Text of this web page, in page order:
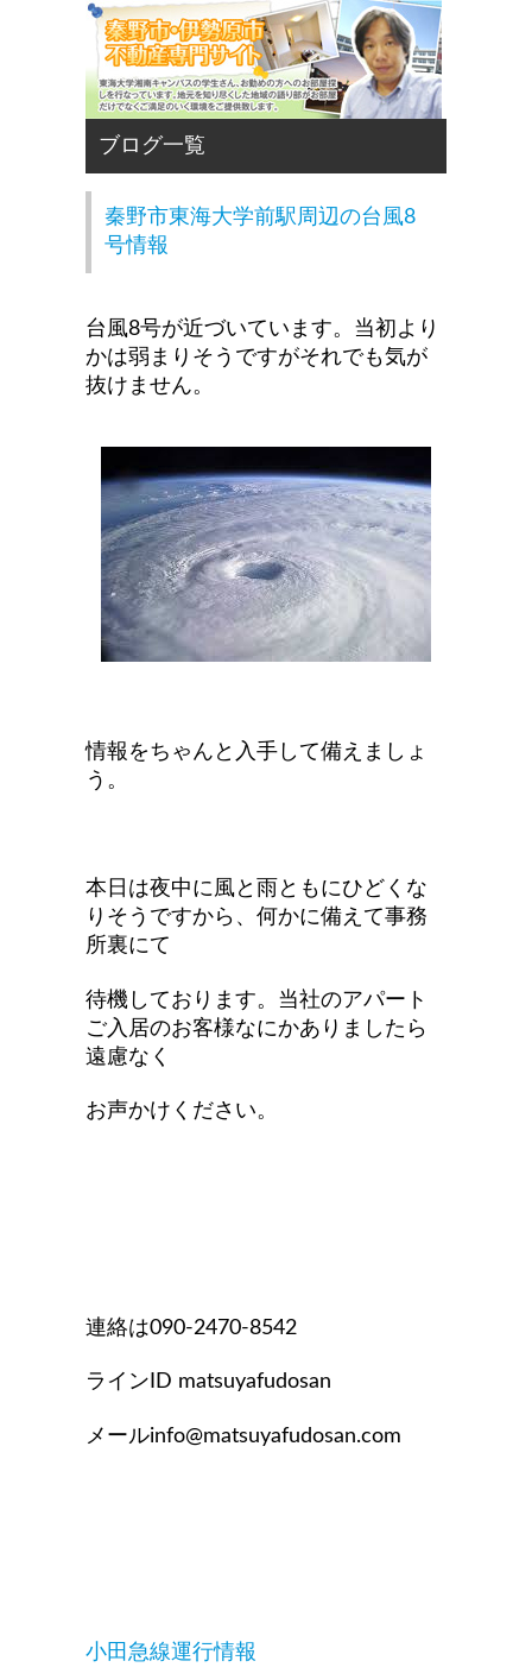
秦野市東海大学前駅周辺の台風8
号情報
台風8号が近づいています。当初より
かは弱まりそうですがそれでも気が
抜けません。
情報をちゃんと入手して備えましょ
う。
本日は夜中に風と雨ともにひどくな
りそうですから、何かに備えて事務
所裏にて
待機しております。当社のアパート
ご入居のお客様なにかありましたら
遠慮なく
お声かけください。
連絡は090-2470-8542
ラインID matsuyafudosan
メールinfo@matsuyafudosan.com
小田急線運行情報